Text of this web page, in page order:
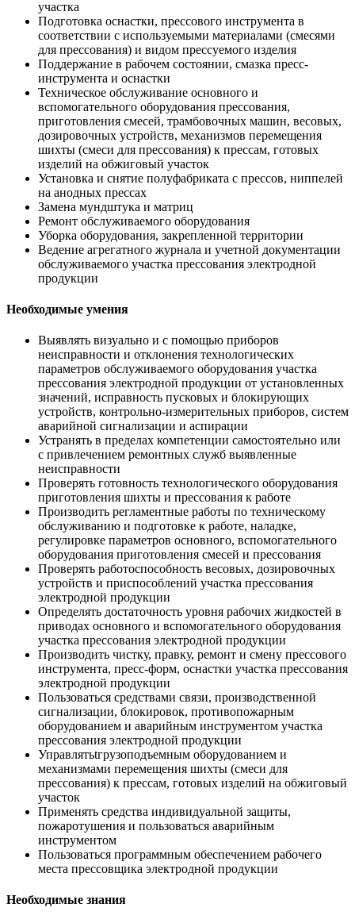
участка
Подготовка оснастки, прессового инструмента в
соответствии с используемыми материалами (смесями
для прессования) и видом прессуемого изделия
Поддержание в рабочем состоянии, смазка пресс-
инструмента и оснастки
Техническое обслуживание основного и
вспомогательного оборудования прессования,
приготовления смесей, трамбовочных машин, весовых,
дозировочных устройств, механизмов перемещения
шихты (смеси для прессования) к прессам, готовых
изделий на обжиговый участок
Установка и снятие полуфабриката с прессов, ниппелей
на анодных прессах
Замена мундштука и матриц
Ремонт обслуживаемого оборудования
Уборка оборудования, закрепленной территории
Ведение агрегатного журнала и учетной документации
обслуживаемого участка прессования электродной
продукции
Необходимые умения
Выявлять визуально и с помощью приборов
неисправности и отклонения технологических
параметров обслуживаемого оборудования участка
прессования электродной продукции от установленных
значений, исправность пусковых и блокирующих
устройств, контрольно-измерительных приборов, систем
аварийной сигнализации и аспирации
Устранять в пределах компетенции самостоятельно или
с привлечением ремонтных служб выявленные
неисправности
Проверять готовность технологического оборудования
приготовления шихты и прессования к работе
Производить регламентные работы по техническому
обслуживанию и подготовке к работе, наладке,
регулировке параметров основного, вспомогательного
оборудования приготовления смесей и прессования
Проверять работоспособность весовых, дозировочных
устройств и приспособлений участка прессования
электродной продукции
Определять достаточность уровня рабочих жидкостей в
приводах основного и вспомогательного оборудования
участка прессования электродной продукции
Производить чистку, правку, ремонт и смену прессового
инструмента, пресс-форм, оснастки участка прессования
электродной продукции
Пользоваться средствами связи, производственной
сигнализации, блокировок, противопожарным
оборудованием и аварийным инструментом участка
прессования электродной продукции
Управлятьtгрузоподъемным оборудованием и
механизмами перемещения шихты (смеси для
прессования) к прессам, готовых изделий на обжиговый
участок
Применять средства индивидуальной защиты,
пожаротушения и пользоваться аварийным
инструментом
Пользоваться программным обеспечением рабочего
места прессовщика электродной продукции
Необходимые знания